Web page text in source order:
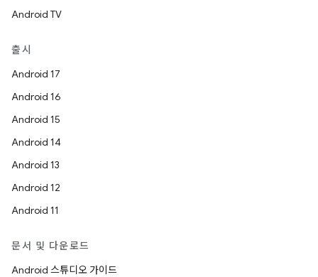
Android TV
출시
Android 17
Android 16
Android 15
Android 14
Android 13
Android 12
Android 11
문서 및 다운로드
Android 스튜디오 가이드